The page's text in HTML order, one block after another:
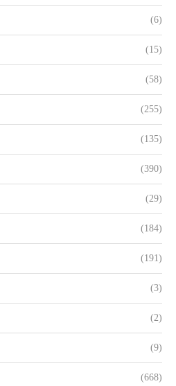
(6)
(15)
(58)
(255)
(135)
(390)
(29)
(184)
(191)
(3)
(2)
(9)
(668)